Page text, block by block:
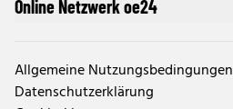
Online Netzwerk oe24
Allgemeine Nutzungsbedingungen
Datenschutzerklärung